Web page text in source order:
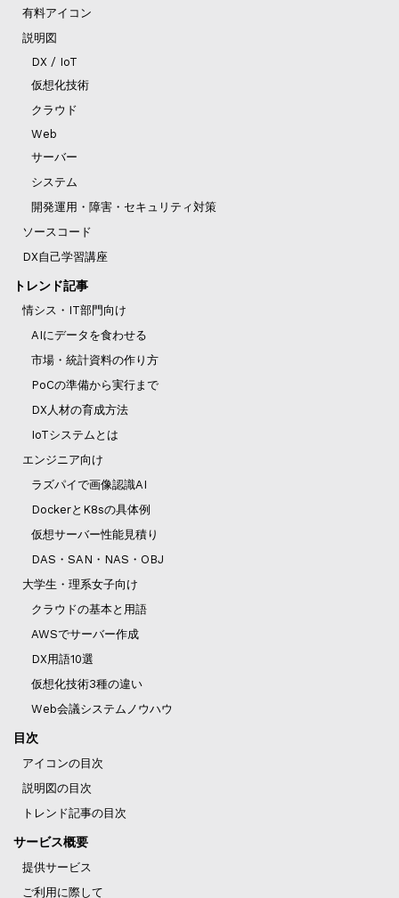
有料アイコン
説明図
DX / IoT
仮想化技術
クラウド
Web
サーバー
システム
開発運用・障害・セキュリティ対策
ソースコード
DX自己学習講座
トレンド記事
情シス・IT部門向け
AIにデータを食わせる
市場・統計資料の作り方
PoCの準備から実行まで
DX人材の育成方法
IoTシステムとは
エンジニア向け
ラズパイで画像認識AI
DockerとK8sの具体例
仮想サーバー性能見積り
DAS・SAN・NAS・OBJ
大学生・理系女子向け
クラウドの基本と用語
AWSでサーバー作成
DX用語10選
仮想化技術3種の違い
Web会議システムノウハウ
目次
アイコンの目次
説明図の目次
トレンド記事の目次
サービス概要
提供サービス
ご利用に際して